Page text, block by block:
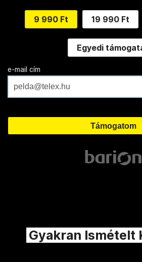
9 990 Ft 19 990 Ft
Egyedi
e-mail cím
Gyakran Ismételt